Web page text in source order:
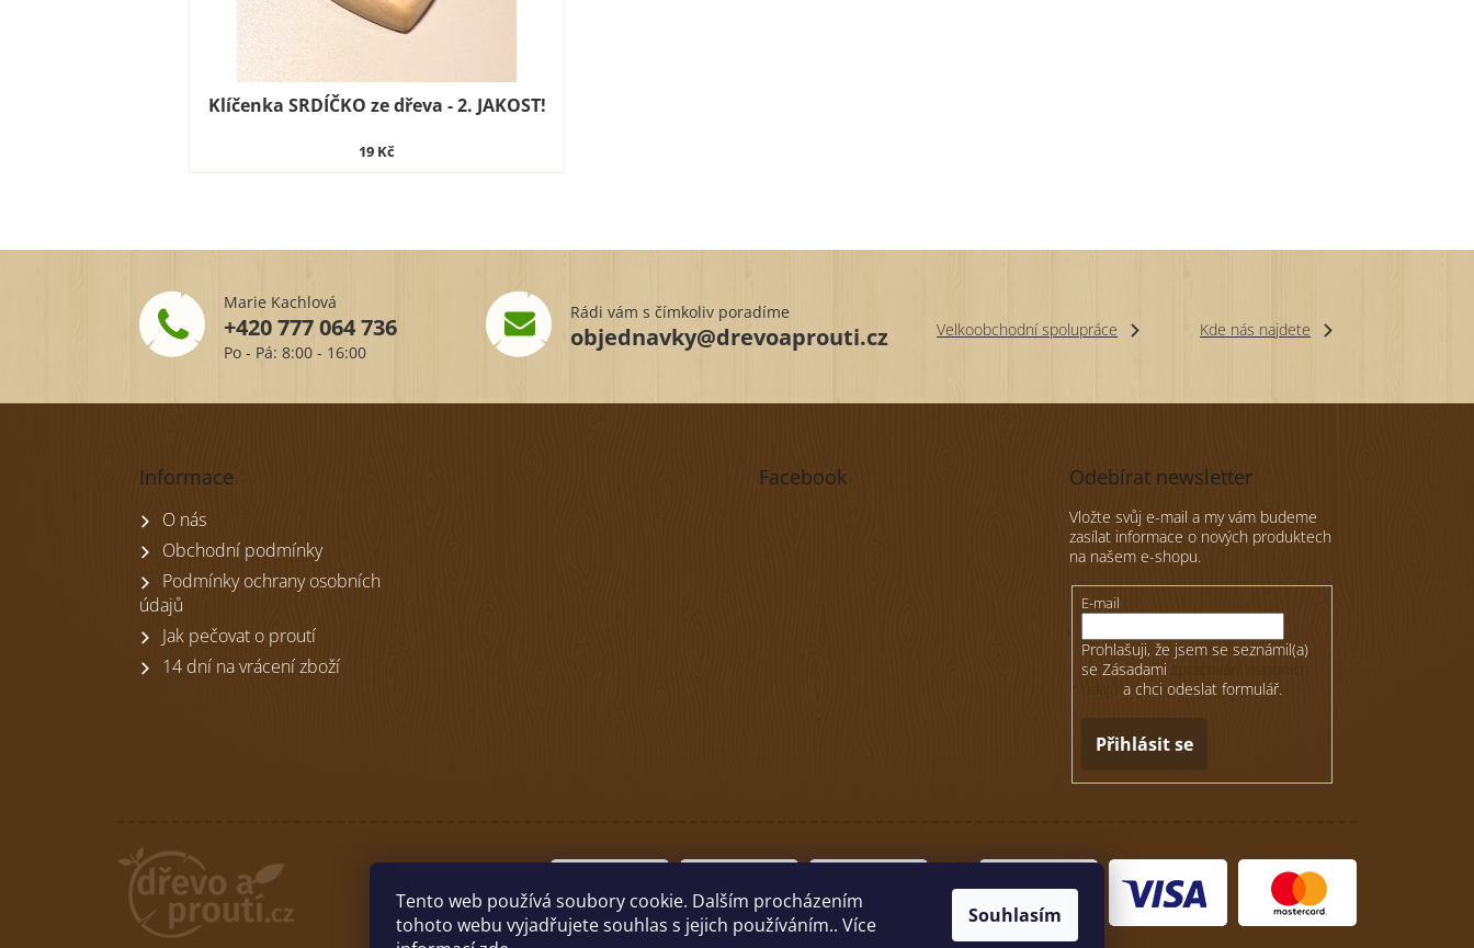
Tento web používá soubory cookie. Dalším procházením
tohoto webu vyjadřujete souhlas s jejich používáním.. Více
Souhlasím
Klíčenka SRDÍČKO ze dřeva - 2. JAKOST!
19 Kč
Marie Kachlová
+420 777 064 736
Po - Pá: 8:00 - 16:00 objednavky@drevoaprouti.cz
Rádi vám s čímkoliv poradíme
Velkoobchodní spolupráce
Kde nás najdete
Informace
O nás
Obchodní podmínky
Podmínky ochrany osobních
údajů
Jak pečovat o proutí
14 dní na vrácení zboží
Facebook Odebírat newsletter
Vložte svůj e-mail a my vám budeme
zasílat informace o nových produktech
na našem e-shopu.
E-mail
Prohlašuji, že jsem se seznámil(a)
se Zásadami
a chci odeslat formulář.
Přihlásit se